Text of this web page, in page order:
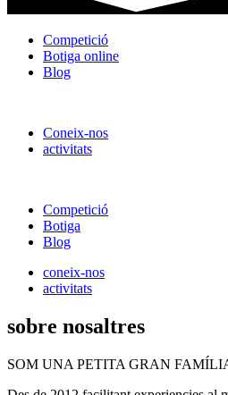
Competició
Botiga online
Blog
Coneix-nos
activitats
Competició
Botiga
Blog
coneix-nos
activitats
sobre nosaltres
SOM UNA PETITA GRAN